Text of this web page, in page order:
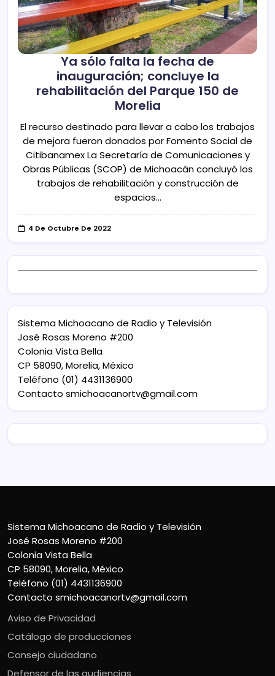
Ya sólo falta la fecha de
inauguración; concluye la
rehabilitación del Parque 150 de
Morelia
El recurso destinado para llevar a cabo los trabajos
de mejora fueron donados por Fomento Social de
Citibanamex La Secretaría de Comunicaciones y
Obras Públicas (SCOP) de Michoacán concluyó los
trabajos de rehabilitación y construcción de
espacios…
4 De Octubre De 2022
Sistema Michoacano de Radio y Televisión
José Rosas Moreno #200
Colonia Vista Bella
CP 58090, Morelia, México
Teléfono (01) 4431136900
Contacto smichoacanortv@gmail.com
Sistema Michoacano de Radio y Televisión
José Rosas Moreno #200
Colonia Vista Bella
CP 58090, Morelia, México
Teléfono (01) 4431136900
Contacto smichoacanortv@gmail.com
Aviso de Privacidad
Catálogo de producciones
Consejo ciudadano
Defensor de las audiencias